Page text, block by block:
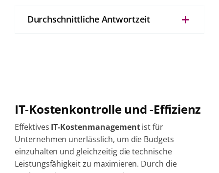
Durchschnittliche Antwortzeit
IT-Kostenkontrolle und -Effizienz
Effektives IT-Kostenmanagementist für
Unternehmen unerlässlich, um die Budgets
einzuhalten und gleichzeitig die technische
Leistungsfähigkeit zu maximieren. Durch die